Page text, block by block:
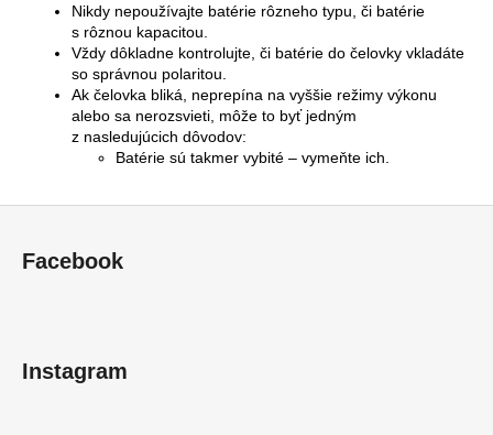
Nikdy nepoužívajte batérie rôzneho typu, či batérie
s rôznou kapacitou.
Vždy dôkladne kontrolujte, či batérie do čelovky vkladáte
so správnou polaritou.
Ak čelovka bliká, neprepína na vyššie režimy výkonu
alebo sa nerozsvieti, môže to byť jedným
z nasledujúcich dôvodov:
Batérie sú takmer vybité – vymeňte ich.
Facebook
Instagram